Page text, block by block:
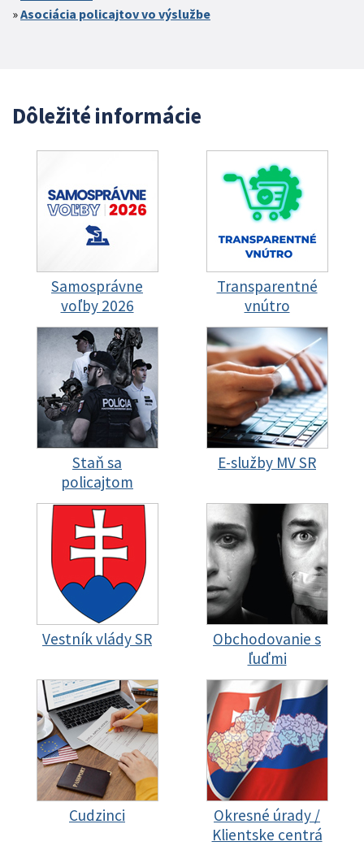
Asociácia policajtov vo výslužbe
Dôležité informácie
Samosprávne
voľby 2026
Transparentné
vnútro
Staň sa
policajtom
E-služby MV SR
Vestník vlády SR
Obchodovanie s
ľuďmi
Cudzinci
Okresné úrady /
Klientske centrá